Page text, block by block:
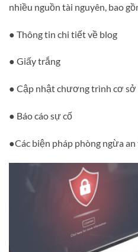
nhiều nguồn tài nguyên, bao
● Thông tin chi tiết về blog
● Giấy trắng
● Cập nhật chương trình cơ sở
● Báo cáo sự cố
●Các biện pháp phòng ngừa an